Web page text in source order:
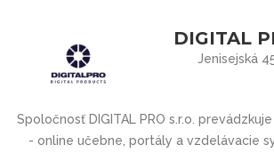
DIGITAL
Jenisejská
Spoločnosť DIGITAL PRO s.r.o.
- online učebne, portály a vzdelávacie